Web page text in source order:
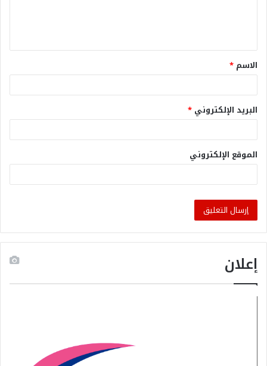
الاسم *
البريد الإلكتروني *
الموقع الإلكتروني
إعلان